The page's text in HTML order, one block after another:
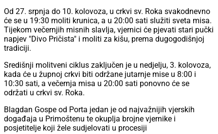
Od 27. srpnja do 10. kolovoza, u crkvi sv. Roka svakodnevno
će se u 19:30 moliti krunica, a u 20:00 sati služiti sveta misa.
Tijekom večernjih misnih slavlja, vjernici će pjevati stari pučki
napjev "Divo Pričista" i moliti za kišu, prema dugogodišnjoj
tradiciji.
Središnji molitveni ciklus zaključen je u nedjelju, 3. kolovoza,
kada će u župnoj crkvi biti održane jutarnje mise u 8:00 i
10:30 sati, a večernja misa u 20:00 sati ponovno će se
održati u crkvi sv. Roka.
Blagdan Gospe od Porta jedan je od najvažnijih vjerskih
događaja u Primoštenu te okuplja brojne vjernike i
posjetitelje koji žele sudjelovati u procesiji